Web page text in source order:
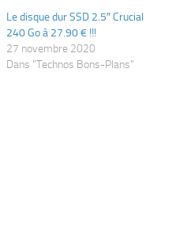
Le disque dur SSD 2.5″ Crucial
240 Go à 27.90 € !!!
27 novembre 2020
Dans "Technos Bons-Plans"